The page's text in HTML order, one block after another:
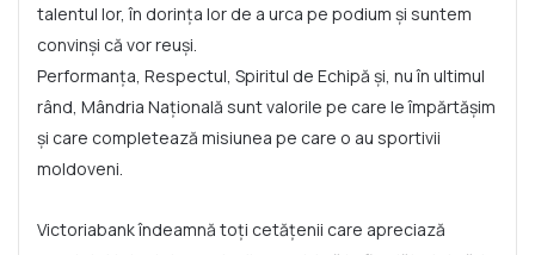
talentul lor, în dorința lor de a urca pe podium și suntem
convinși că vor reuși.
Performanța, Respectul, Spiritul de Echipă și, nu în ultimul
rând, Mândria Națională sunt valorile pe care le împărtășim
și care completează misiunea pe care o au sportivii
moldoveni.
Victoriabank îndeamnă toți cetățenii care apreciază